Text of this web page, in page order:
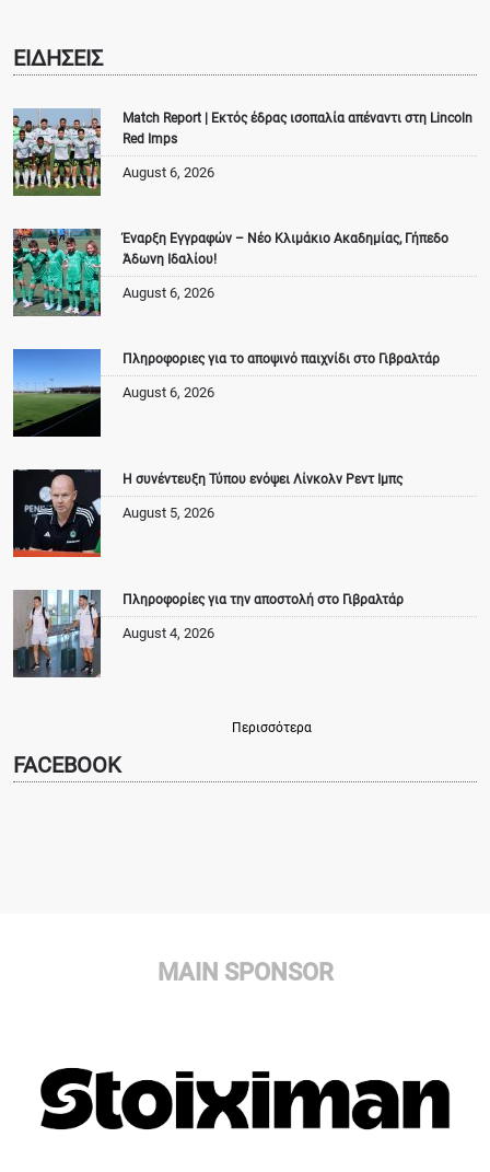
ΕΙΔΗΣΕΙΣ
Match Report | Εκτός έδρας ισοπαλία απέναντι στη Lincoln
Red Imps
August 6, 2026
Έναρξη Εγγραφών – Νέο Κλιμάκιο Ακαδημίας, Γήπεδο
Άδωνη Ιδαλίου!
August 6, 2026
Πληροφοριες για το αποψινό παιχνίδι στο Γιβραλτάρ
August 6, 2026
Η συνέντευξη Τύπου ενόψει Λίνκολν Ρεντ Ιμπς
August 5, 2026
Πληροφορίες για την αποστολή στο Γιβραλτάρ
August 4, 2026
Περισσότερα
FACEBOOK
MAIN SPONSOR